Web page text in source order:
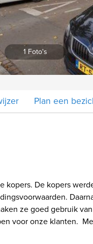
1 Foto'sVergroten
Plan een
kopers. De kopers
ze goed gebruik
voor onze klanten.